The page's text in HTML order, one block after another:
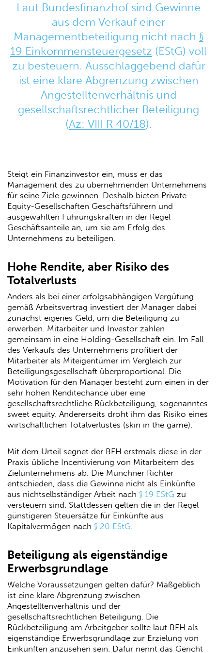
Laut Bundesfinanzhof sind Gewinne
aus dem Verkauf einer
Managementbeteiligung nicht nach §
19 Einkommensteuergesetz (EStG) voll
zu besteuern. Ausschlaggebend dafür
ist eine klare Abgrenzung zwischen
Angestelltenverhältnis und
gesellschaftsrechtlicher Beteiligung
(Az: VIII R 40/18).
Steigt ein Finanzinvestor ein, muss er das
Management des zu übernehmenden Unternehmens
für seine Ziele gewinnen. Deshalb bieten Private
Equity-Gesellschaften Geschäftsführern und
ausgewählten Führungskräften in der Regel
Geschäftsanteile an, um sie am Erfolg des
Unternehmens zu beteiligen.
Hohe Rendite, aber Risiko des
Totalverlusts
Anders als bei einer erfolgsabhängigen Vergütung
gemäß Arbeitsvertrag investiert der Manager dabei
zunächst eigenes Geld, um die Beteiligung zu
erwerben. Mitarbeiter und Investor zahlen
gemeinsam in eine Holding-Gesellschaft ein. Im Fall
des Verkaufs des Unternehmens profitiert der
Mitarbeiter als Miteigentümer im Vergleich zur
Beteiligungsgesellschaft überproportional. Die
Motivation für den Manager besteht zum einen in der
sehr hohen Renditechance über eine
gesellschaftsrechtliche Rückbeteiligung, sogenanntes
sweet equity. Andererseits droht ihm das Risiko eines
wirtschaftlichen Totalverlustes (skin in the game).
Mit dem Urteil segnet der BFH erstmals diese in der
Praxis übliche Incentivierung von Mitarbeitern des
Zielunternehmens ab. Die Münchner Richter
entschieden, dass die Gewinne nicht als Einkünfte
aus nichtselbständiger Arbeit nach § 19 EStG zu
versteuern sind. Stattdessen gelten die in der Regel
günstigeren Steuersätze für Einkünfte aus
Kapitalvermögen nach § 20 EStG.
Beteiligung als eigenständige
Erwerbsgrundlage
Welche Voraussetzungen gelten dafür? Maßgeblich
ist eine klare Abgrenzung zwischen
Angestelltenverhältnis und der
gesellschaftsrechtlichen Beteiligung. Die
Rückbeteiligung am Arbeitgeber sollte laut BFH als
eigenständige Erwerbsgrundlage zur Erzielung von
Einkünften anzusehen sein. Dafür nennt das Gericht